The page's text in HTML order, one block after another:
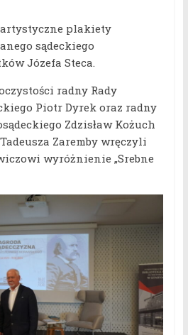
plakiety
sądeckiego
Józefa Steca.
radny Rady
Piotr Dyrek oraz radny
Zdzisław Kożuch
Zaremby wręczyli
wyróżnienie „Srebne